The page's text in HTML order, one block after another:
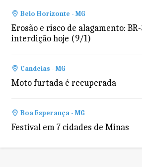
Belo Horizonte - MG
Erosão e risco de alagamento:
interdição hoje (9/1)
Candeias - MG
Moto furtada é recuperada
Boa Esperança - MG
Festival em 7 cidades de Minas